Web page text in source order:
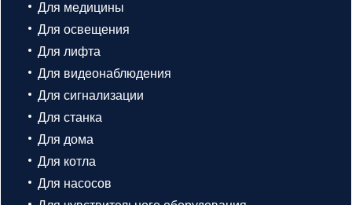
Для медицины
Для освещения
Для лифта
Для видеонаблюдения
Для сигнализации
Для станка
Для дома
Для котла
Для насосов